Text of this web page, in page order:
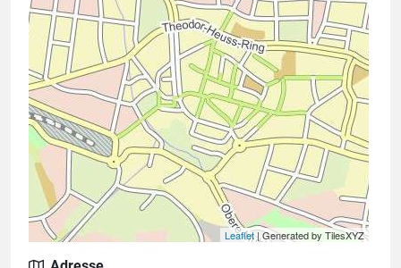
Leaflet| Generated by TilesXYZ